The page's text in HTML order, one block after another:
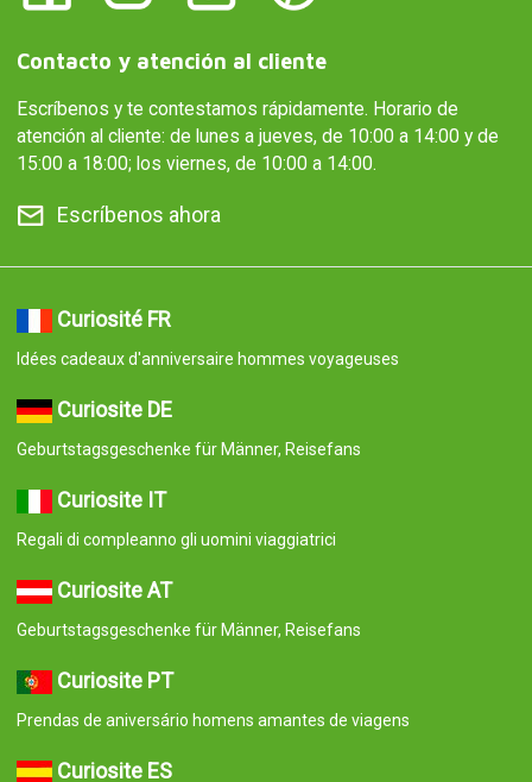
Contacto y atención al cliente
Escríbenos y te contestamos rápidamente. Horario de
atención al cliente: de lunes a jueves, de 10:00 a 14:00 y de
15:00 a 18:00; los viernes, de 10:00 a 14:00.
Escríbenos ahora
Curiosité FR
Idées cadeaux d'anniversaire hommes voyageuses
Curiosite DE
Geburtstagsgeschenke für Männer, Reisefans
Curiosite IT
Regali di compleanno gli uomini viaggiatrici
Curiosite AT
Geburtstagsgeschenke für Männer, Reisefans
Curiosite PT
Prendas de aniversário homens amantes de viagens
Curiosite ES